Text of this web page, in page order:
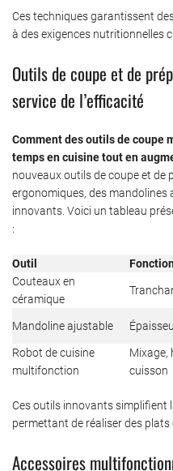
Ces techniques garantissent
à des exigences nutritionnelles
Outils de coupe et de
service de l’efficacité
Comment des outils de coupe
temps en cuisine tout en
nouveaux outils de coupe et
ergonomiques, des mandolines
innovants. Voici un tableau
:
Outil
Couteaux en
céramique
Mandoline ajustable
Robot de cuisine
multifonction
Mixage,
cuisson
Ces outils innovants simplifient
permettant de réaliser des plats
Accessoires